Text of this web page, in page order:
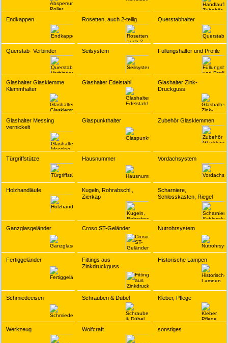
Endkappen Rosetten, auch 2-teilig Querstabhalter
Querstab- Verbinder Seilsystem Füllungshalter und Profile
Glashalter Glasklemme
Klemmhalter
Glashalter Edelstahl
Glashalter Zink-
Druckguss
Glashalter Messing
vernickelt
Glaspunkthalter Zubehör Glasklemmen
Türgriffstütze Hausnummer Vordachsystem
Holzhandläufe
Kugeln, Rohrabschl.,
Zierkap
Scharniere,
Schlosskasten, Riegel
Ganzglasgeländer Croso ST-Geländer Nutrohrsystem
Fertiggeländer
Fittings aus
Zinkdruckguss
Historische Lampen
Schmiedeeisen Schrauben & Dübel Kleber, Pflege
Werkzeug Wolfcraft sonstiges